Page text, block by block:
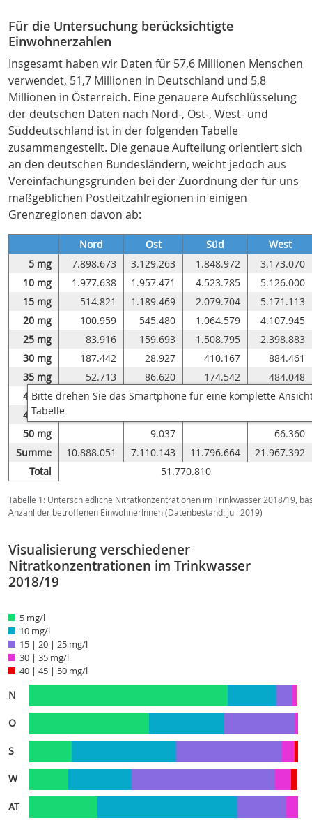
Für die Untersuchung berücksichtigte
Einwohnerzahlen
Insgesamt haben wir Daten für 57,6 Millionen Menschen
verwendet, 51,7 Millionen in Deutschland und 5,8
Millionen in Österreich. Eine genauere Aufschlüsselung
der deutschen Daten nach Nord-, Ost-, West- und
Süddeutschland ist in der folgenden Tabelle
zusammengestellt. Die genaue Aufteilung orientiert sich
an den deutschen Bundesländern, weicht jedoch aus
Vereinfachungsgründen bei der Zuordnung der für uns
maßgeblichen Postleitzahlregionen in einigen
Grenzregionen davon ab:
Tabelle 1: Unterschiedliche Nitratkonzentrationen im Trinkwasser 2018/19,
Anzahl der betroffenen EinwohnerInnen (Datenbestand: Juli 2019)
Nord Ost Süd
West
5 mg
7.898.673 3.129.263 1.848.972
3.173.070
10 mg
1.977.638 1.957.471 4.523.785
5.126.000
15 mg
514.821 1.189.469 2.079.704
5.171.113
20 mg
100.959 545.480 1.064.579
4.107.945
25 mg
83.916 159.693 1.508.795
2.398.883
30 mg
187.442 28.927 410.167
884.461
35 mg
52.713 86.620 174.542
484.048
40 mg
21.804 4.183 151.223
270.439
45 mg
50 mg
9.037
66.360
Summe
10.888.051 7.110.143 11.796.664
21.967.392
Total
51.770.810
Visualisierung verschiedener
Nitratkonzentrationen im Trinkwasser
2018/19
5 mg/l
10 mg/l
15 | 20 | 25 mg/l
30 | 35 mg/l
40 | 45 | 50 mg/l
N
O
S
W
AT